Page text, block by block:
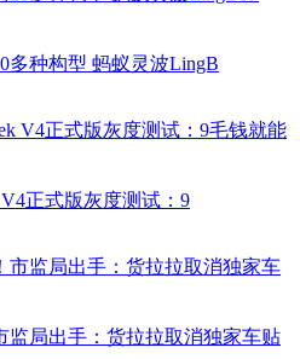
多种构型 蚂蚁灵波LingB
正式版灰度测试：9
监局出手：货拉拉取消独家车贴